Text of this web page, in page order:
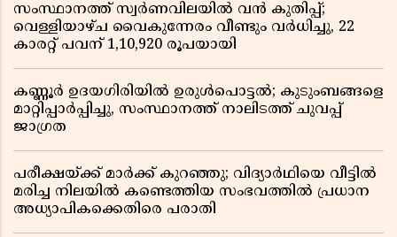
സംസ്ഥാനത്ത് സ്വർണവിലയിൽ വൻ കുതിപ്പ്;
വെള്ളിയാഴ്ച വൈകുന്നേരം വീണ്ടും വർധിച്ചു, 22
കാരറ്റ് പവന് 1,10,920 രൂപയായി
കണ്ണൂർ ഉദയഗിരിയിൽ ഉരുൾപൊട്ടൽ; കുടുംബങ്ങളെ
മാറ്റിപ്പാർപ്പിച്ചു, സംസ്ഥാനത്ത് നാലിടത്ത് ചുവപ്പ്
ജാഗ്രത
പരീക്ഷയ്ക്ക് മാർക്ക് കുറഞ്ഞു; വിദ്യാർഥിയെ വീട്ടിൽ
മരിച്ച നിലയിൽ കണ്ടെത്തിയ സംഭവത്തിൽ പ്രധാന
അധ്യാപികക്കെതിരെ പരാതി